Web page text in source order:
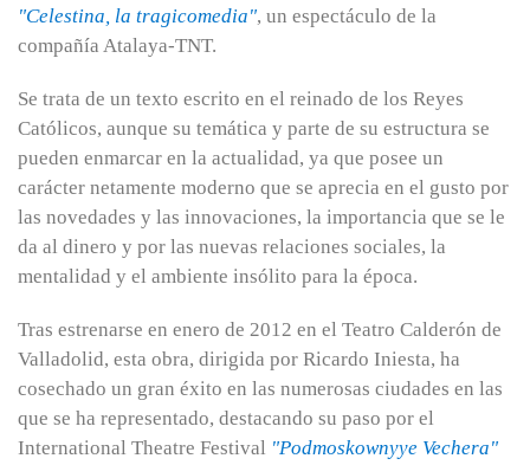
"Celestina, la tragicomedia", un espectáculo de la
compañía Atalaya-TNT.
Se trata de un texto escrito en el reinado de los Reyes
Católicos, aunque su temática y parte de su estructura se
pueden enmarcar en la actualidad, ya que posee un
carácter netamente moderno que se aprecia en el gusto por
las novedades y las innovaciones, la importancia que se le
da al dinero y por las nuevas relaciones sociales, la
mentalidad y el ambiente insólito para la época.
Tras estrenarse en enero de 2012 en el Teatro Calderón de
Valladolid, esta obra, dirigida por Ricardo Iniesta, ha
cosechado un gran éxito en las numerosas ciudades en las
que se ha representado, destacando su paso por el
International Theatre Festival "Podmoskownyye Vechera"